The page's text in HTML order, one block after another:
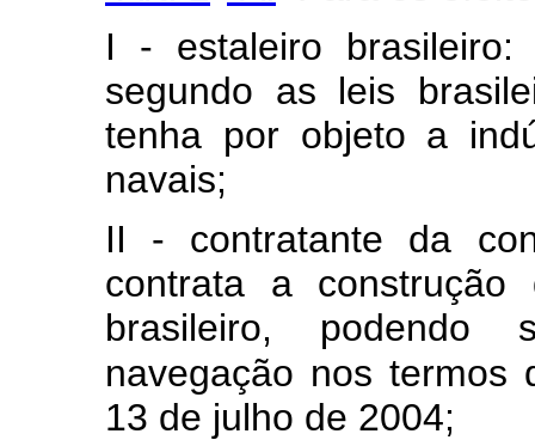
I - estaleiro brasileiro:
segundo as leis
tenha por objeto a
navais;
II - contratante da
contrata a construção
brasileiro, podendo
navegação nos termos
13 de julho de 2004;